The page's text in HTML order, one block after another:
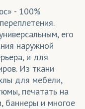
- 100%
его
наружной
и для
Из ткани
для мебели,
печатать на
баннеры и многое